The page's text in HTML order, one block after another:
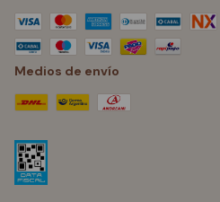
Medios de envío